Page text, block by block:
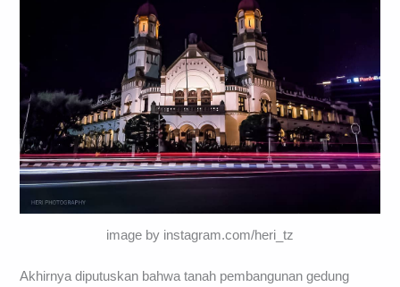
image by instagram.com/heri_tz
Akhirnya diputuskan bahwa tanah pembangunan gedung